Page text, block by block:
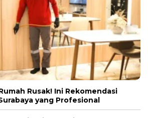
Rusak! Ini Rekomendasi
yang Profesional